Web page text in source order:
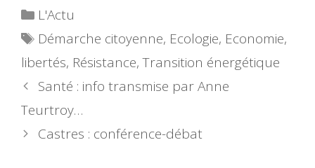
Catégories
L'Actu
Étiquettes
Démarche citoyenne, Ecologie, Economie,
libertés, Résistance,Transition énergétique
Santé : info transmise par Anne
Teurtroy…
Castres : conférence-débat